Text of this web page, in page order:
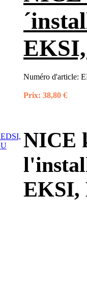
Numéro d'article:
Prix: 38,80 €
NICE
EKSI,